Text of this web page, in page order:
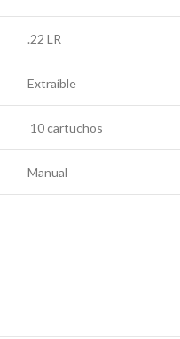
.22 LR
Extraíble
10 cartuchos
Manual